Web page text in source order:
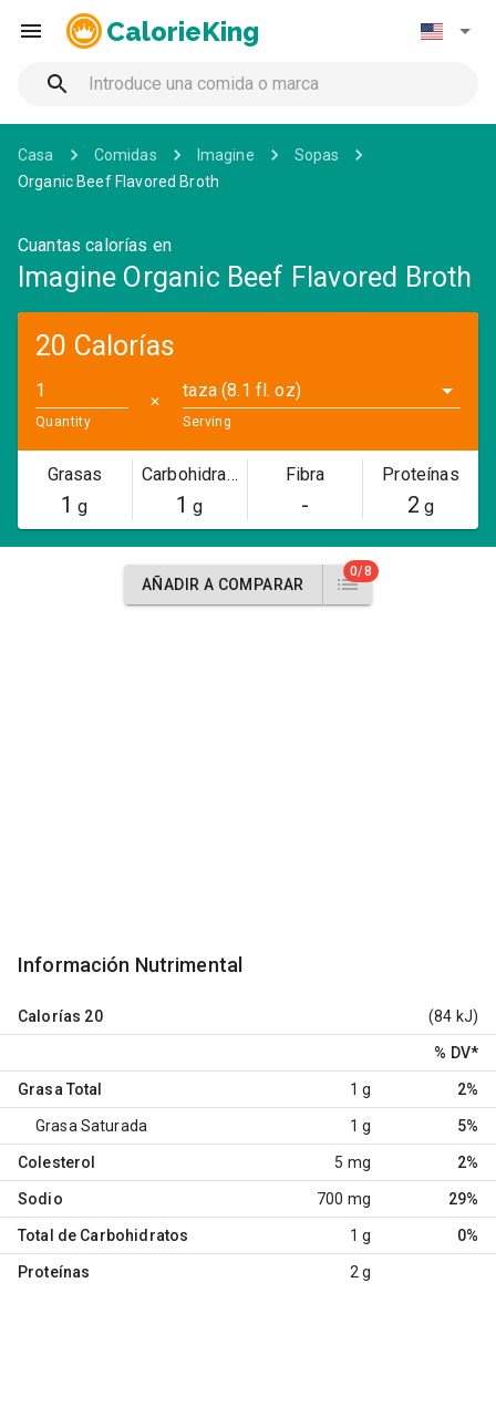
CalorieKing
Casa Comidas Imagine
Sopas
Organic Beef Flavored Broth
Cuantas calorías en
Imagine Organic Beef Flavored Broth
20 Calorías
Quantity
✕
taza (8.1 fl. oz)
Serving
Grasas
1 g
Carbohidratos
1 g
Fibra
-
Proteínas
2 g
AÑADIR A COMPARAR
0/8
Información Nutrimental
Calorías 20 (84 kJ)
% DV*
Grasa Total 1 g 2%
Grasa Saturada 1 g 5%
Colesterol 5 mg 2%
Sodio 700 mg 29%
Total de Carbohidratos 1 g 0%
Proteínas 2 g